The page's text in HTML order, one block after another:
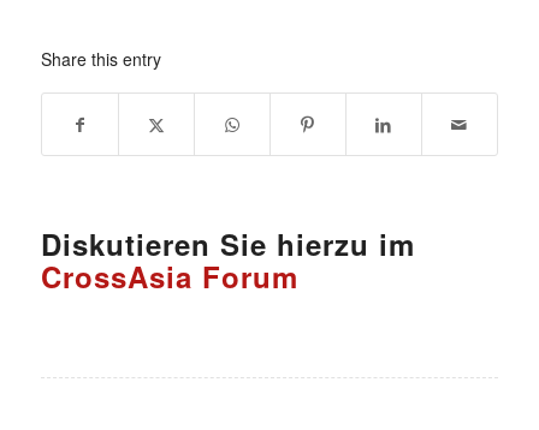
Share this entry
Diskutieren Sie hierzu im
CrossAsia Forum